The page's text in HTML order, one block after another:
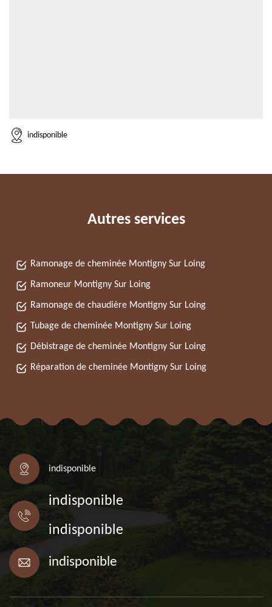
indisponible
Autres services
Ramonage de cheminée Montigny Sur Loing
Ramoneur Montigny Sur Loing
Ramonage de chaudière Montigny Sur Loing
Tubage de cheminée Montigny Sur Loing
Débistrage de cheminée Montigny Sur Loing
Réparation de cheminée Montigny Sur Loing
indisponible
indisponible
indisponible
indisponible